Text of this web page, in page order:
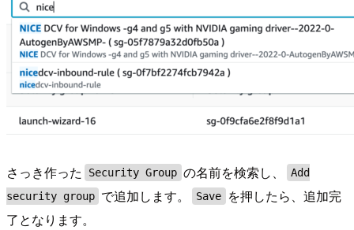
さっき作った Security Group の名前を検索し、
Add
security group で追加します。 Save
を押したら、追加完
了となります。